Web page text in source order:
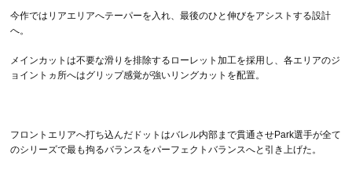
今作ではリアエリアへテーパーを入れ、最後のひと伸びをアシストする設計
へ。
メインカットは不要な滑りを排除するローレット加工を採用し、各エリアのジ
ョイントヵ所へはグリップ感覚が強いリングカットを配置。
フロントエリアへ打ち込んだドットはバレル内部まで貫通させPark選手が全て
のシリーズで最も拘るバランスをパーフェクトバランスへと引き上げた。